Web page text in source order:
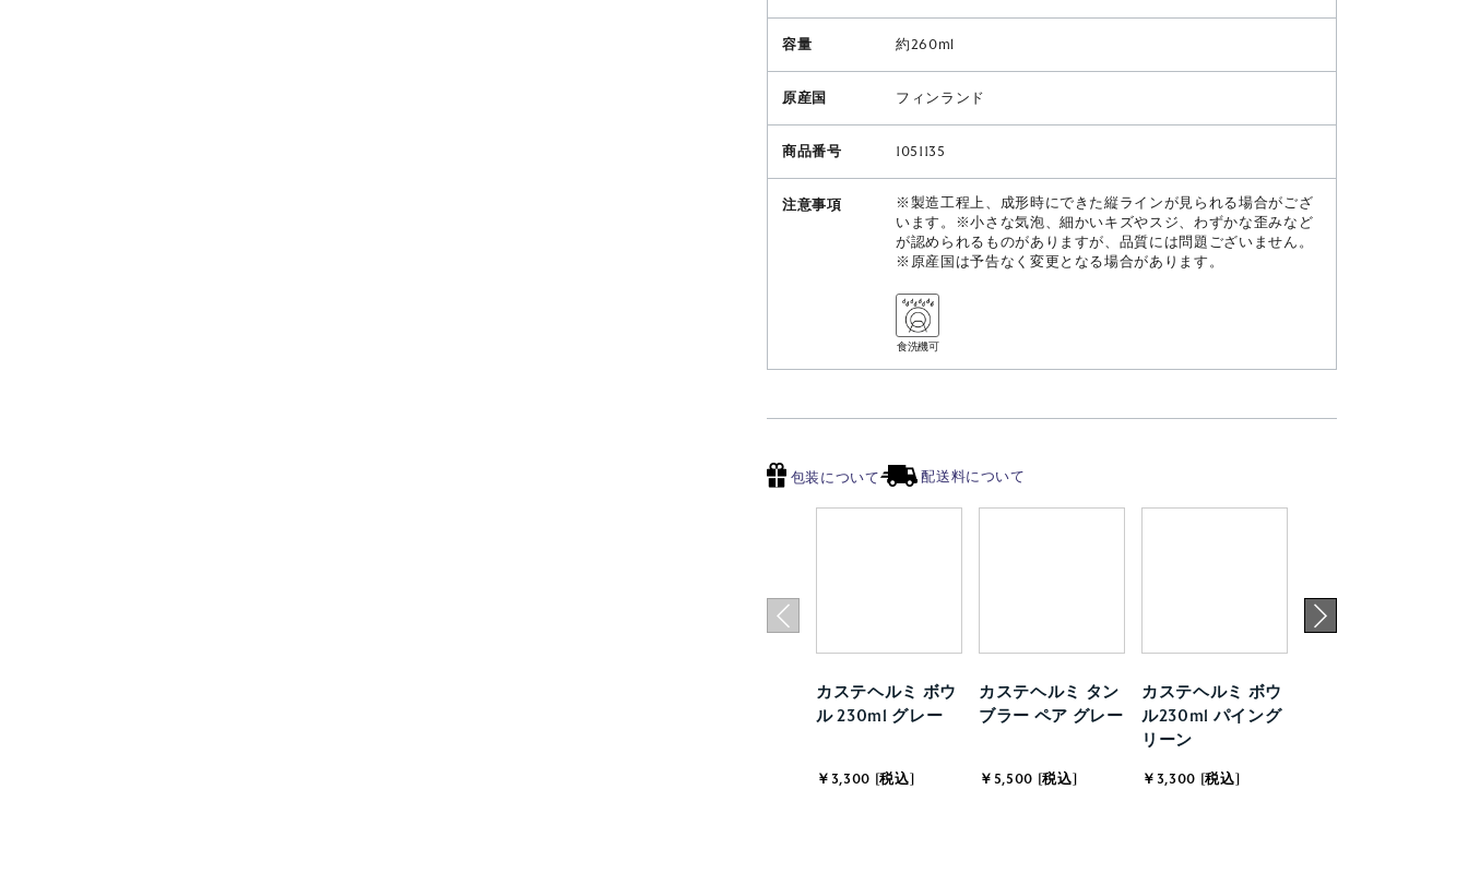
容量 約260ml
原産国 フィンランド
商品番号 1051135
注意事項
※製造工程上、成形時にできた縦ラインが見られる場合がござ
います。※小さな気泡、細かいキズやスジ、わずかな歪みなど
が認められるものがありますが、品質には問題ございません。
※原産国は予告なく変更となる場合があります。
食洗機可
包装について 配送料について
カステヘルミ ボウ
ル 230ml グレー
￥3,300 [税込]
カステヘルミ タン
ブラー ペア グレー
￥5,500 [税込]
カステヘルミ ボウ
ル230ml パイング
リーン
￥3,300 [税込]